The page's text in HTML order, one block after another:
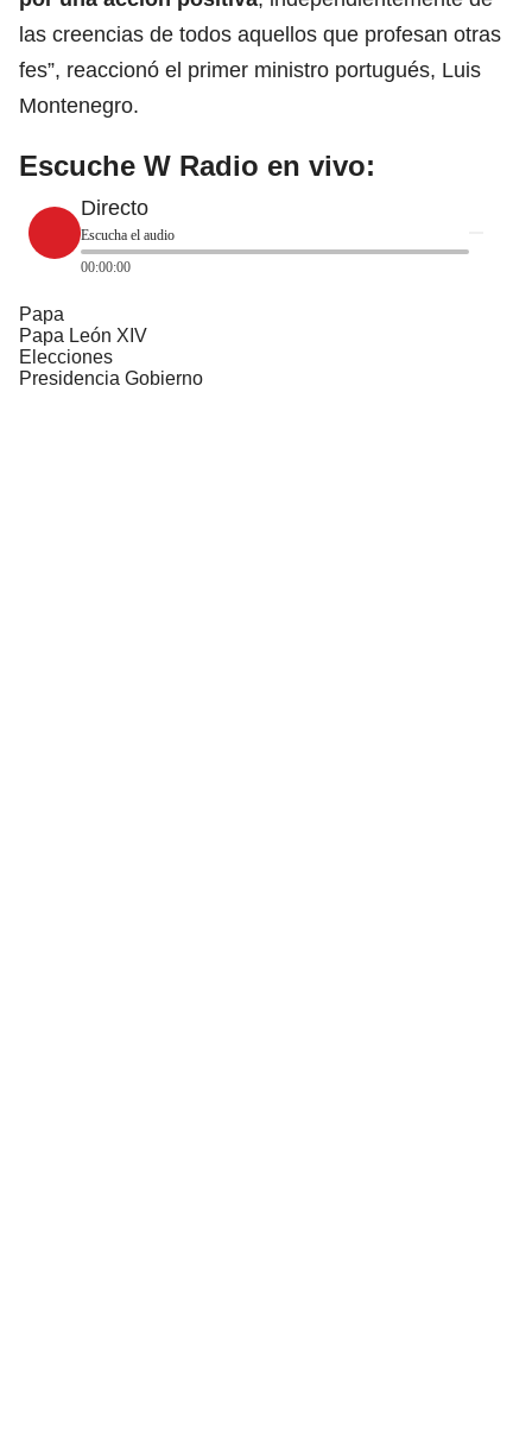
las creencias de todos aquellos que profesan otras
fes”, reaccionó el primer ministro portugués, Luis
Montenegro.
Escuche W Radio en vivo:
Directo
Escucha el audio
00:00:00
Papa
Papa León XIV
Elecciones
Presidencia Gobierno